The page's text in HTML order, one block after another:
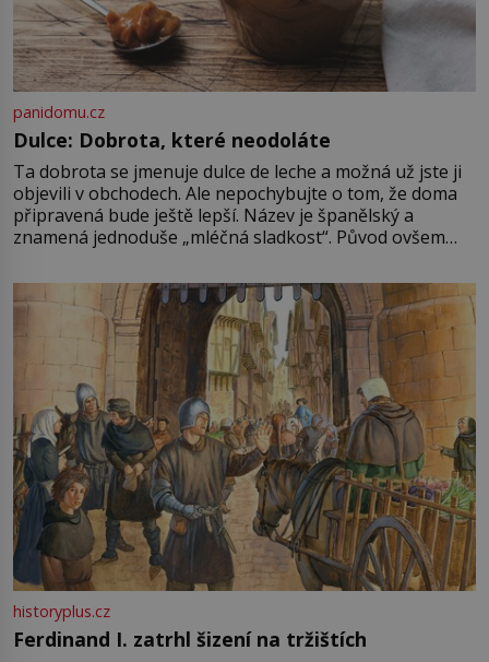
panidomu.cz
Dulce: Dobrota, které neodoláte
Ta dobrota se jmenuje dulce de leche a možná už jste ji
objevili v obchodech. Ale nepochybujte o tom, že doma
připravená bude ještě lepší. Název je španělský a
znamená jednoduše „mléčná sladkost“. Původ ovšem
pře hned několik latinskoamerických zemí a k tomu
Francie, kde se traduje,
historyplus.cz
Ferdinand I. zatrhl šizení na tržištích